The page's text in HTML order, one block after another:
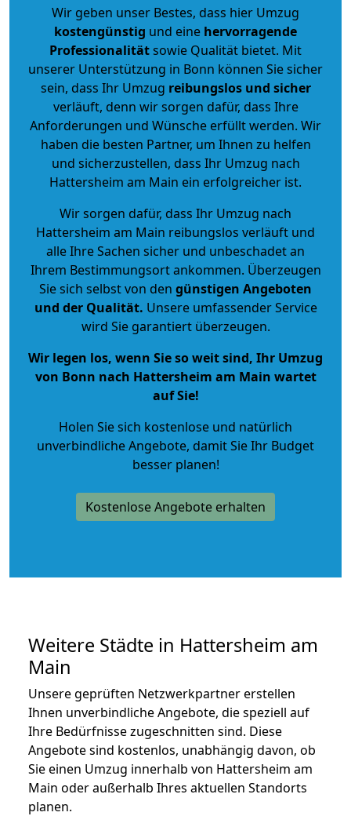
Wir geben unser Bestes, dass hier Umzug
kostengünstig und eine hervorragende
Professionalitätsowie Qualität bietet. Mit
unserer Unterstützung in Bonn können Sie sicher
sein, dass Ihr Umzug reibungslos und sicher
verläuft, denn wir sorgen dafür, dass Ihre
Anforderungen und Wünsche erfüllt werden. Wir
haben die besten Partner, um Ihnen zu helfen
und sicherzustellen, dass Ihr Umzug nach
Hattersheim am Main ein erfolgreicher ist.
Wir sorgen dafür, dass Ihr Umzug nach
Hattersheim am Main reibungslos verläuft und
alle Ihre Sachen sicher und unbeschadet an
Ihrem Bestimmungsort ankommen. Überzeugen
Sie sich selbst von den günstigen Angeboten
und der Qualität. Unsere umfassender Service
wird Sie garantiert überzeugen.
Wir legen los, wenn Sie so weit sind, Ihr Umzug
von Bonn nach Hattersheim am Main wartet
auf Sie!
Holen Sie sich kostenlose und natürlich
unverbindliche Angebote, damit Sie Ihr Budget
besser planen!
Kostenlose Angebote erhalten
Weitere Städte in Hattersheim am
Main
Unsere geprüften Netzwerkpartner erstellen
Ihnen unverbindliche Angebote, die speziell auf
Ihre Bedürfnisse zugeschnitten sind. Diese
Angebote sind kostenlos, unabhängig davon, ob
Sie einen Umzug innerhalb von Hattersheim am
Main oder außerhalb Ihres aktuellen Standorts
planen.